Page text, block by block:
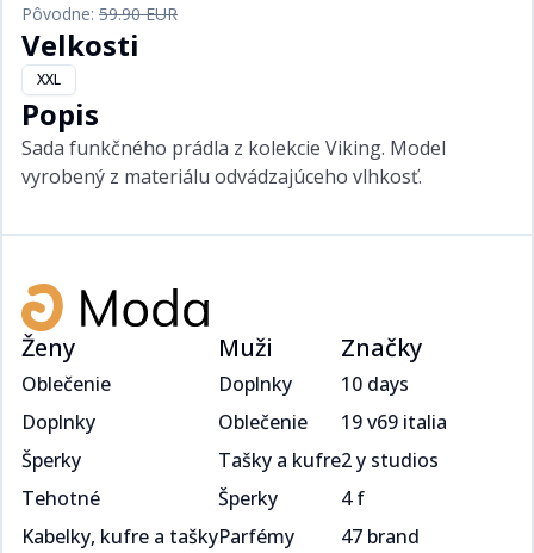
Pôvodne: 59.90 EUR
Velkosti
XXL
Popis
Sada funkčného prádla z kolekcie Viking. Model
vyrobený z materiálu odvádzajúceho vlhkosť.
Ženy
Oblečenie
Doplnky
Šperky
Tehotné
Kabelky, kufre a tašky
Muži
Doplnky
Oblečenie
Tašky a kufre
Šperky
Parfémy
Značky
10 days
19 v69 italia
2 y studios
4 f
47 brand